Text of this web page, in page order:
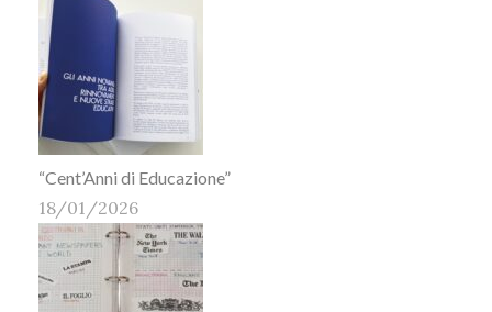
“Cent’Anni di Educazione”
18/01/2026